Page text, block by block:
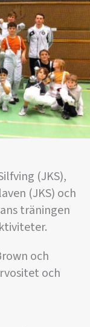
(JKS),
(JKS) och
träningen
och
och